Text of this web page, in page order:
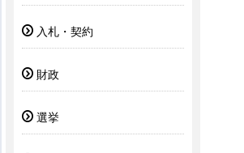
入札・契約
財政
選挙